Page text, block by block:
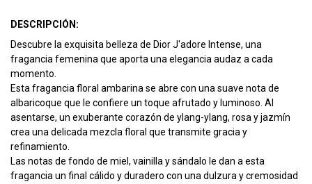
DESCRIPCIÓN:
Descubre la exquisita belleza de Dior J'adore Intense, una
fragancia femenina que aporta una elegancia audaz a cada
momento.
Esta fragancia floral ambarina se abre con una suave nota de
albaricoque que le confiere un toque afrutado y luminoso. Al
asentarse, un exuberante corazón de ylang-ylang, rosa y jazmín
crea una delicada mezcla floral que transmite gracia y
refinamiento.
Las notas de fondo de miel, vainilla y sándalo le dan a esta
fragancia un final cálido y duradero con una dulzura y cremosidad